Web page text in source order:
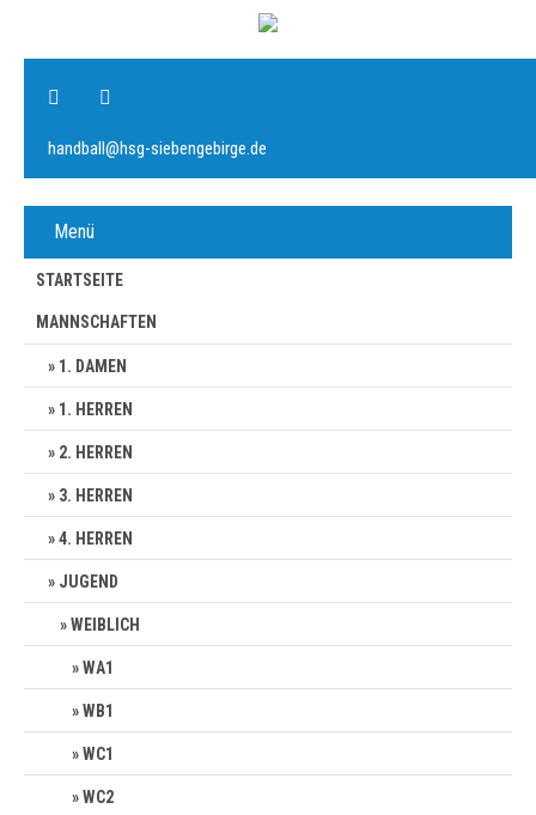
handball@hsg-siebengebirge.de
Menü
STARTSEITE
MANNSCHAFTEN
1. DAMEN
1. HERREN
2. HERREN
3. HERREN
4. HERREN
JUGEND
WEIBLICH
WA1
WB1
WC1
WC2